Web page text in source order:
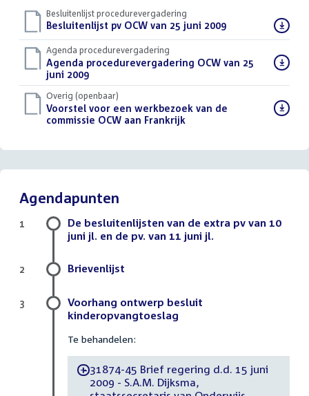
Besluitenlijst procedurevergadering
Download
bestand:
Besluitenlijst pv OCW van 25 juni 2009(PDF)
Agenda procedurevergadering
Download
bestand:
Agenda procedurevergadering OCW van 25
juni 2009(PDF)
Overig (openbaar)
Download
bestand:
Voorstel voor een werkbezoek van de
commissie OCW aan Frankrijk
Agendapunten
De besluitenlijsten van de extra pv van 10
juni jl. en de pv. van 11 juni jl.
1
Brievenlijst
2
Voorhang ontwerp besluit
kinderopvangtoeslag
Te behandelen:
-31874-45 Brief regering d.d. 15 juni
2009 - S.A.M. Dijksma,
3